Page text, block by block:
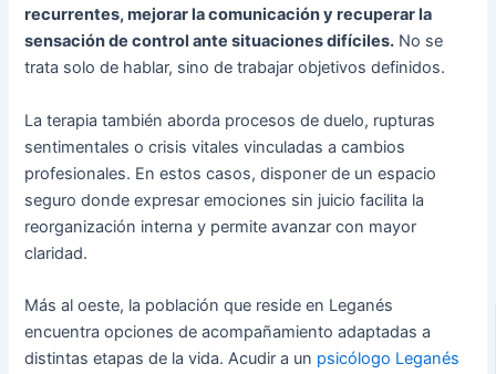
recurrentes, mejorar la comunicación y recuperar la
sensación de control ante situaciones difíciles. No se
trata solo de hablar, sino de trabajar objetivos definidos.
La terapia también aborda procesos de duelo, rupturas
sentimentales o crisis vitales vinculadas a cambios
profesionales. En estos casos, disponer de un espacio
seguro donde expresar emociones sin juicio facilita la
reorganización interna y permite avanzar con mayor
claridad.
Más al oeste, la población que reside en Leganés
encuentra opciones de acompañamiento adaptadas a
distintas etapas de la vida. Acudir a un psicólogo Leganés